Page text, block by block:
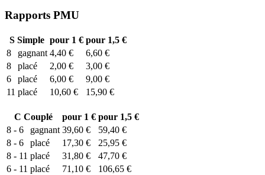
Rapports PMU
S Simple pour 1 € pour 1,5 €
8
gagnant 4,40 €
6,60 €
8
placé 2,00 €
3,00 €
6
placé 6,00 €
9,00 €
11 placé 10,60 € 15,90 €
C Couplé pour 1 € pour 1,5 €
8 - 6
gagnant 39,60 €
59,40 €
8 - 6
placé 17,30 €
25,95 €
8 - 11 placé 31,80 €
47,70 €
6 - 11 placé 71,10 € 106,65 €